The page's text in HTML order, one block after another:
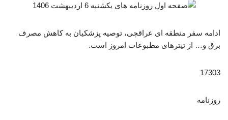
ادامه سفر منطقه ای عراقچی، توصیه پزشکیان به کاهش مصرف
برق و… از تیترهای مطبوعات امروز است.
17303
روزنامه